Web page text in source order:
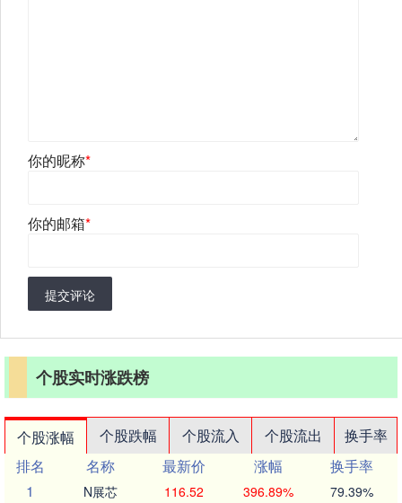
你的昵称*
你的邮箱*
提交评论
个股实时涨跌榜
个股涨幅 个股跌幅 个股流入 个股流出
换手率
排名
名称 最新价 涨幅
换手率
1
N展芯 116.52 396.89% 79.39%